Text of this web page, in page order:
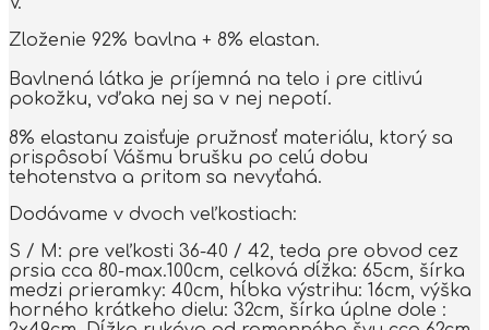
Zloženie 92% bavlna + 8% elastan.
Bavlnená látka je príjemná na telo i pre citlivú
pokožku, vďaka nej sa v nej nepotí.
8% elastanu zaisťuje pružnosť materiálu, ktorý sa
prispôsobí Vášmu brušku po celú dobu
tehotenstva a pritom sa nevyťahá.
Dodávame v dvoch veľkostiach:
S / M: pre veľkosti 36-40 / 42, teda pre obvod cez
prsia cca 80-max.100cm, celková dĺžka: 65cm, šírka
medzi prieramky: 40cm, hĺbka výstrihu: 16cm, výška
horného krátkeho dielu: 32cm, šírka úplne dole :